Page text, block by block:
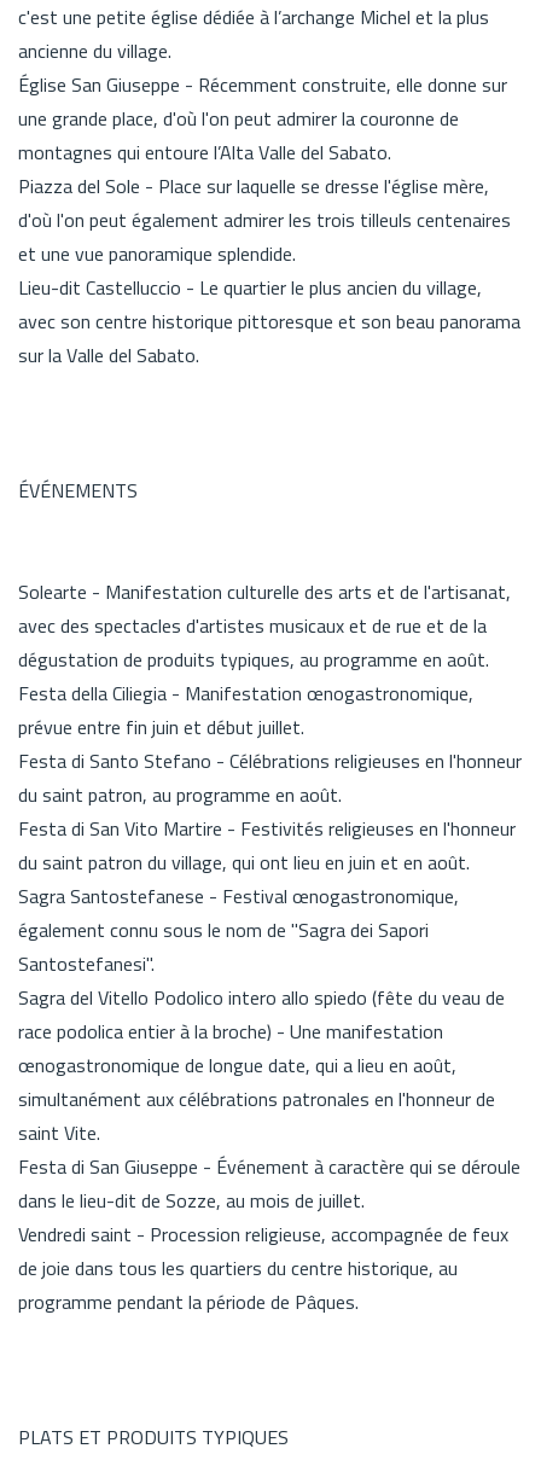
c'est une petite église dédiée à l’archange Michel et la plus
ancienne du village.
Église San Giuseppe - Récemment construite, elle donne sur
une grande place, d'où l'on peut admirer la couronne de
montagnes qui entoure l’Alta Valle del Sabato.
Piazza del Sole - Place sur laquelle se dresse l'église mère,
d'où l'on peut également admirer les trois tilleuls centenaires
et une vue panoramique splendide.
Lieu-dit Castelluccio - Le quartier le plus ancien du village,
avec son centre historique pittoresque et son beau panorama
sur la Valle del Sabato.
ÉVÉNEMENTS
Solearte - Manifestation culturelle des arts et de l'artisanat,
avec des spectacles d'artistes musicaux et de rue et de la
dégustation de produits typiques, au programme en août.
Festa della Ciliegia - Manifestation œnogastronomique,
prévue entre fin juin et début juillet.
Festa di Santo Stefano - Célébrations religieuses en l'honneur
du saint patron, au programme en août.
Festa di San Vito Martire - Festivités religieuses en l'honneur
du saint patron du village, qui ont lieu en juin et en août.
Sagra Santostefanese - Festival œnogastronomique,
également connu sous le nom de "Sagra dei Sapori
Santostefanesi".
Sagra del Vitello Podolico intero allo spiedo (fête du veau de
race podolica entier à la broche) - Une manifestation
œnogastronomique de longue date, qui a lieu en août,
simultanément aux célébrations patronales en l'honneur de
saint Vite.
Festa di San Giuseppe - Événement à caractère qui se déroule
dans le lieu-dit de Sozze, au mois de juillet.
Vendredi saint - Procession religieuse, accompagnée de feux
de joie dans tous les quartiers du centre historique, au
programme pendant la période de Pâques.
PLATS ET PRODUITS TYPIQUES